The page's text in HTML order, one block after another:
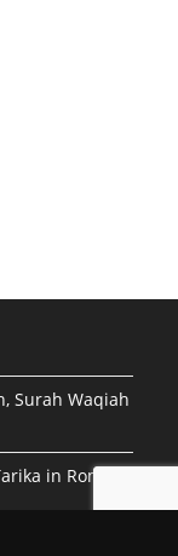
Surah Waqiah
in Roman